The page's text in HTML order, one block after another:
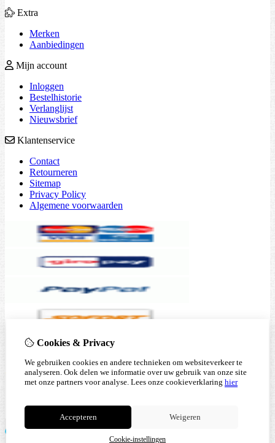
Extra
Merken
Aanbiedingen
Mijn account
Inloggen
Bestelhistorie
Verlanglijst
Nieuwsbrief
Klantenservice
Contact
Retourneren
Sitemap
Privacy Policy
Algemene voorwaarden
Cookies & Privacy
We gebruiken cookies en andere technieken om websiteverkeer te
analyseren. Ook delen we informatie over uw gebruik van onze site
met onze partners voor analyse. Lees onze cookieverklaring hier
Accepteren Weigeren
Cookie-instellingen